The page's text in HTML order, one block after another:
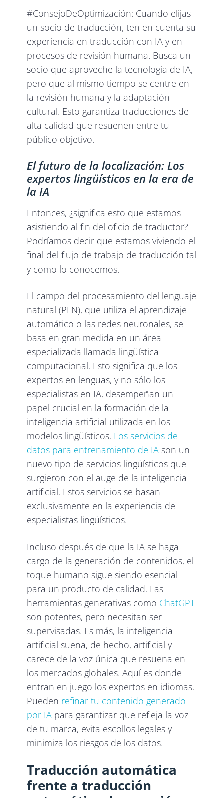
#ConsejoDeOptimización: Cuando elijas
un socio de traducción, ten en cuenta su
experiencia en traducción con IA y en
procesos de revisión humana. Busca un
socio que aproveche la tecnología de IA,
pero que al mismo tiempo se centre en
la revisión humana y la adaptación
cultural. Esto garantiza traducciones de
alta calidad que resuenen entre tu
público objetivo.
El futuro de la localización: Los
expertos lingüísticos en la era de
la IA
Entonces, ¿significa esto que estamos
asistiendo al fin del oficio de traductor?
Podríamos decir que estamos viviendo el
final del flujo de trabajo de traducción tal
y como lo conocemos.
El campo del procesamiento del lenguaje
natural (PLN), que utiliza el aprendizaje
automático o las redes neuronales, se
basa en gran medida en un área
especializada llamada lingüística
computacional. Esto significa que los
expertos en lenguas, y no sólo los
especialistas en IA, desempeñan un
papel crucial en la formación de la
inteligencia artificial utilizada en los
modelos lingüísticos. Los servicios de
datos para entrenamiento de IA son un
nuevo tipo de servicios lingüísticos que
surgieron con el auge de la inteligencia
artificial. Estos servicios se basan
exclusivamente en la experiencia de
especialistas lingüísticos.
Incluso después de que la IA se haga
cargo de la generación de contenidos, el
toque humano sigue siendo esencial
para un producto de calidad. Las
herramientas generativas como ChatGPT
son potentes, pero necesitan ser
supervisadas. Es más, la inteligencia
artificial suena, de hecho, artificial y
carece de la voz única que resuena en
los mercados globales. Aquí es donde
entran en juego los expertos en idiomas.
Pueden refinar tu contenido generado
por IA para garantizar que refleja la voz
de tu marca, evita escollos legales y
minimiza los riesgos de los datos.
Traducción automática
frente a traducción